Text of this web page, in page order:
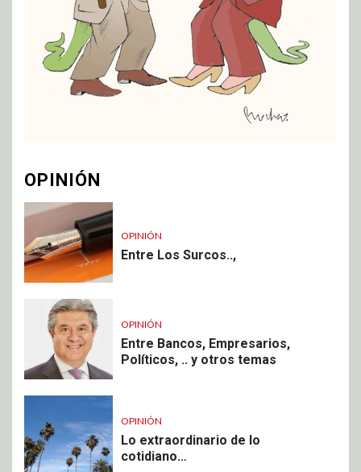
OPINIÓN
OPINIÓN
Entre Los Surcos..,
OPINIÓN
Entre Bancos, Empresarios,
Políticos, .. y otros temas
OPINIÓN
Lo extraordinario de lo
cotidiano…